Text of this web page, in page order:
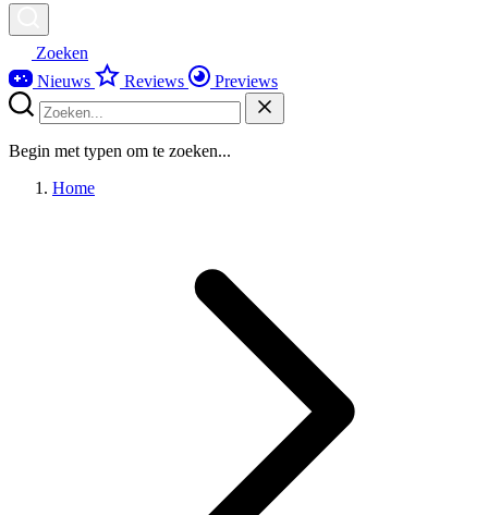
Zoeken
Nieuws
Reviews Previews
Begin met typen om te zoeken...
Home